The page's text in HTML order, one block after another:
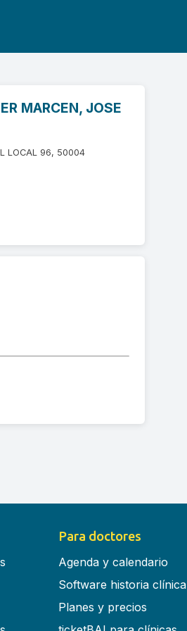
MARCEN, JOSE
LOCAL 96, 50004
Para doctores
Agenda y calendario
Software historia clínica
Planes y precios